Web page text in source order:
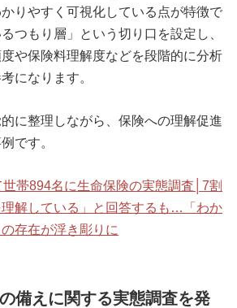
りやすく可視化している点が特徴で
つもり層」という切り口を設定し、
や保険料理解度などを段階的に分析
になります。
に整理しながら、保険への理解促進
です。
帯894名に生命保険の実態調査│7割
解している」と回答するも…「わか
存在が浮き彫りに
備えに関する実態調査を発